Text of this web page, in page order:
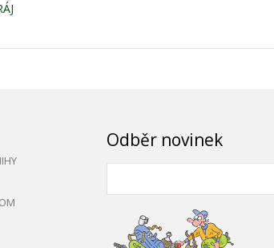
Odběr novinek